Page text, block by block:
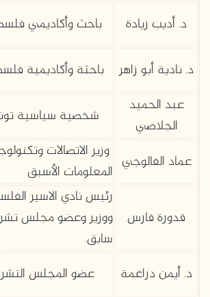
د. أديب زيادة باحث وأكاديمي
د. نادية أبو زاهر باحثة وأكاديمية
عبد الحميد
الجلاصي
شخصية سياسية
عماد الفالوجي
وزير الاتصالات
المعلومات الأسبق
قدورة فارس
رئيس نادي الاسير
ووزير وعضو مجلس
سابق.
د. أيمن دراغمة عضو المجلس